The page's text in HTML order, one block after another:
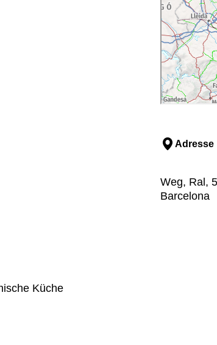
Adresse
Weg, Ral,
Barcelona
Küche